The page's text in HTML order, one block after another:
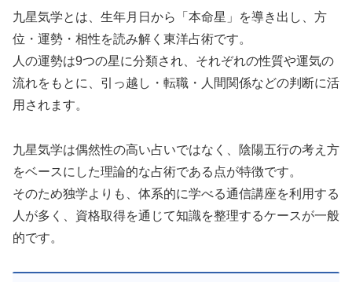
九星気学とは、生年月日から「本命星」を導き出し、方
位・運勢・相性を読み解く東洋占術です。
人の運勢は9つの星に分類され、それぞれの性質や運気の
流れをもとに、引っ越し・転職・人間関係などの判断に活
用されます。
九星気学は偶然性の高い占いではなく、陰陽五行の考え方
をベースにした理論的な占術である点が特徴です。
そのため独学よりも、体系的に学べる通信講座を利用する
人が多く、資格取得を通じて知識を整理するケースが一般
的です。